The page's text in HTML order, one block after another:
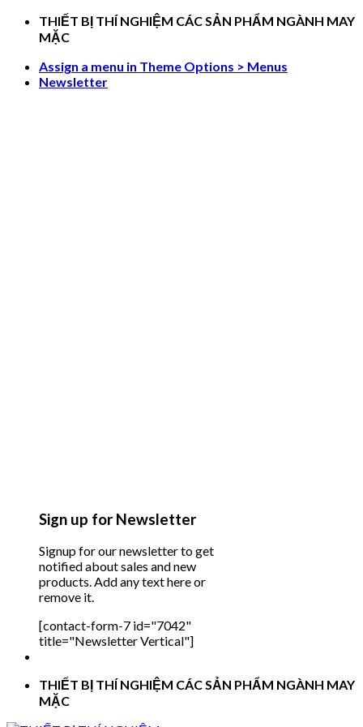
Skip
THIẾT BỊ THÍ NGHIỆM CÁC SẢN PHẨM NGÀNH MAY
MẶC
Assign a menu in Theme Options > Menus
Newsletter
Sign up for Newsletter
Signup for our newsletter to get
notified about sales and new
products. Add any text here or
remove it.
[contact-form-7 id="7042"
title="Newsletter Vertical"]
THIẾT BỊ THÍ NGHIỆM CÁC SẢN PHẨM NGÀNH MAY
MẶC